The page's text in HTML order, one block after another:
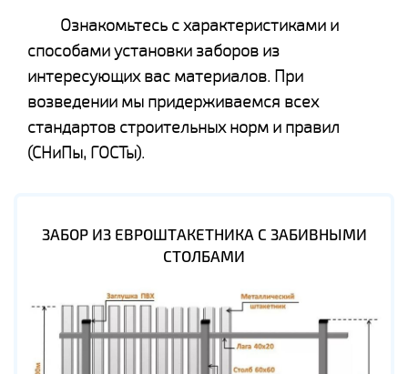
Ознакомьтесь с характеристиками и
способами установки заборов из
интересующих вас материалов. При
возведении мы придерживаемся всех
стандартов строительных норм и правил
(СНиПы, ГОСТы).
ЗАБОР ИЗ ЕВРОШТАКЕТНИКА С ЗАБИВНЫМИ
СТОЛБАМИ